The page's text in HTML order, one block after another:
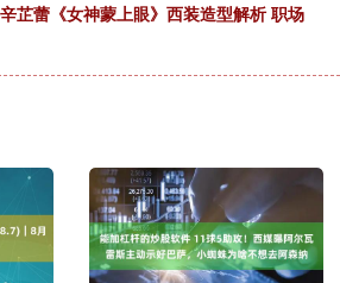
芷蕾《女神蒙上眼》西装造型解析 职场